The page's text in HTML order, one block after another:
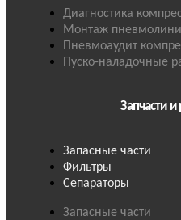
Диагностика
Монтаж
Пневмоаудит
Пуско-наладочные
Запчасти
Запасные части
Фильтры
Сепараторы
Запасные части